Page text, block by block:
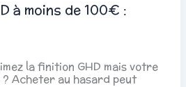
à moins de 100€ :
la finition GHD mais votre
Acheter au hasard peut